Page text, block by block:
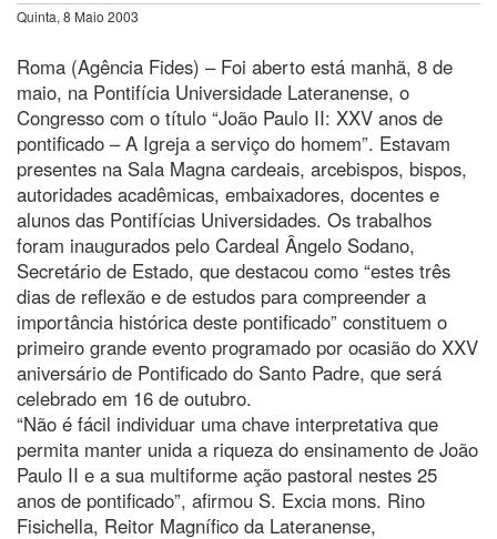
Quinta, 8 Maio 2003
Roma (Agência Fides) – Foi aberto está manhã, 8 de
maio, na Pontifícia Universidade Lateranense, o
Congresso com o título “João Paulo II: XXV anos de
pontificado – A Igreja a serviço do homem”. Estavam
presentes na Sala Magna cardeais, arcebispos, bispos,
autoridades acadêmicas, embaixadores, docentes e
alunos das Pontifícias Universidades. Os trabalhos
foram inaugurados pelo Cardeal Ângelo Sodano,
Secretário de Estado, que destacou como “estes três
dias de reflexão e de estudos para compreender a
importância histórica deste pontificado” constituem o
primeiro grande evento programado por ocasião do XXV
aniversário de Pontificado do Santo Padre, que será
celebrado em 16 de outubro.
“Não é fácil individuar uma chave interpretativa que
permita manter unida a riqueza do ensinamento de João
Paulo II e a sua multiforme ação pastoral nestes 25
anos de pontificado”, afirmou S. Excia mons. Rino
Fisichella, Reitor Magnífico da Lateranense,